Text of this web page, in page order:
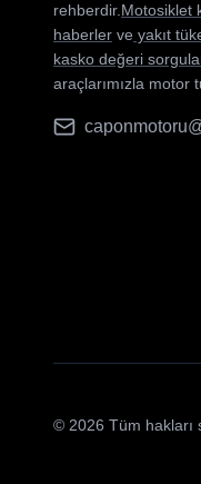
rehberdir. Motosiklet
haberler ve yakıt
kasko değeri
araçlarımızla motor
© 2026 Tüm hakları